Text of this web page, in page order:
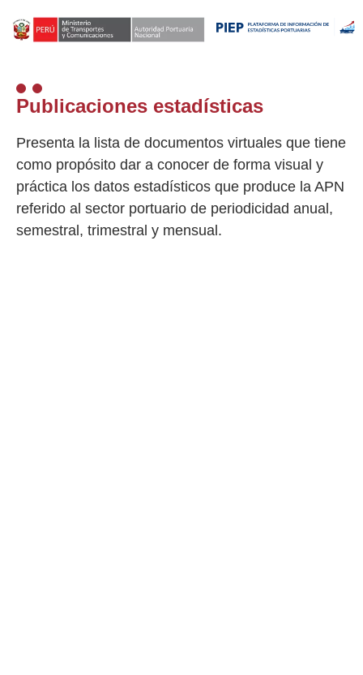
Publicaciones estadísticas
Presenta la lista de documentos virtuales que tiene
como propósito dar a conocer de forma visual y
práctica los datos estadísticos que produce la APN
referido al sector portuario de periodicidad anual,
semestral, trimestral y mensual.